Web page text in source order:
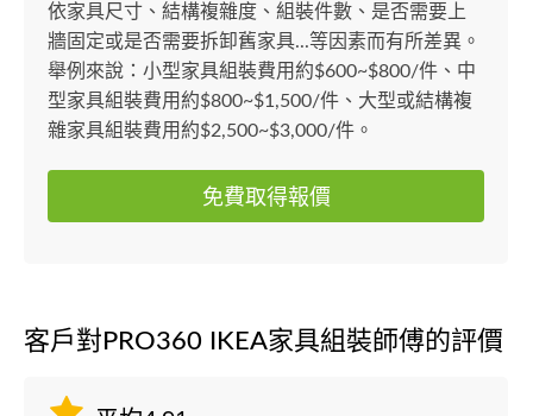
依家具尺寸、結構複雜度、組裝件數、是否需要上
牆固定或是否需要拆卸舊家具...等因素而有所差異。
舉例來說：小型家具組裝費用約$600~$800/件、中
型家具組裝費用約$800~$1,500/件、大型或結構複
雜家具組裝費用約$2,500~$3,000/件。
免費取得報價
客戶對PRO360 IKEA家具組裝師傅的評價